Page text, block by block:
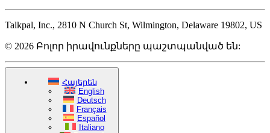
Talkpal, Inc., 2810 N Church St, Wilmington, Delaware 19802, US
© 2026 Բոլոր իրավունքները պաշտպանված են:
Հայերեն
English
Deutsch
Français
Español
Italiano